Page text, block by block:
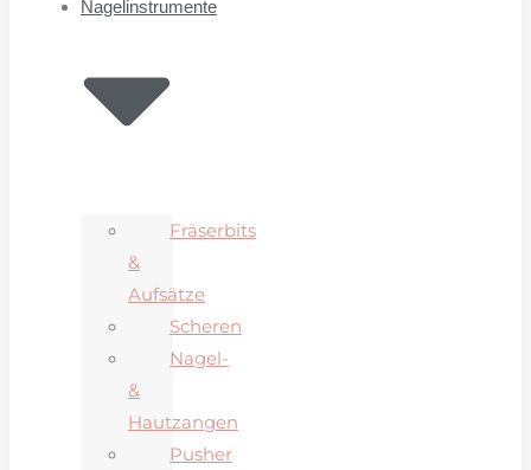
Nagelinstrumente
Fräserbits
&
Aufsätze
Scheren
Nagel-
&
Hautzangen
Pusher